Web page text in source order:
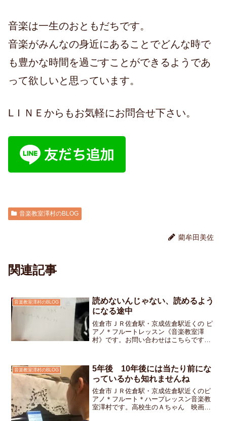
音楽は一生のおともだちです。
音楽がみんなの身近にあることでどんな時で
も豊かな時間を過ごすことができるようであ
って欲しいと思っています。
LＩＮＥからもお気軽にお問合せ下さい。
音楽教室澤村のBLOG
藺牟田美佐
関連記事
音楽教室澤村のBLOG
読めないんじゃない、読めるよう
になる途中
佐倉市ＪＲ佐倉駅・京成佐倉駅近くの ピ
アノ＊フルートレッスン《音楽教室澤
村》です。お問い合わせはこちらですレ
小さなメモがパラパラと落ちてきました
何だろう？と思って聞いて...
音楽教室澤村のBLOG
5年後 10年後には当たり前にな
っているかも知れませんね
佐倉市ＪＲ佐倉駅・京成佐倉駅近くのピ
アノ＊フルート＊ハープレッスン音楽教
室澤村です。高校生のＡちゃん 映画